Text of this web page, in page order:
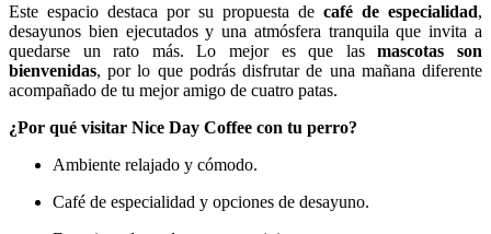
Este espacio destaca por su propuesta de café de especialidad,
desayunos bien ejecutados y una atmósfera tranquila que invita a
quedarse un rato más. Lo mejor es que lasmascotas son
bienvenidas, por lo que podrás disfrutar de una mañana diferente
acompañado de tu mejor amigo de cuatro patas.
¿Por qué visitar Nice Day Coffee con tu perro?
Ambiente relajado y cómodo.
Café de especialidad y opciones de desayuno.